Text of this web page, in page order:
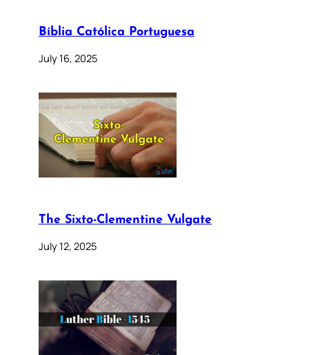
Bíblia Católica Portuguesa
July 16, 2025
The Sixto-Clementine Vulgate
July 12, 2025